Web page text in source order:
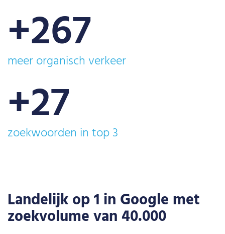
+267
meer organisch verkeer
+27
zoekwoorden in top 3
Landelijk op 1 in Google met
zoekvolume van 40.000